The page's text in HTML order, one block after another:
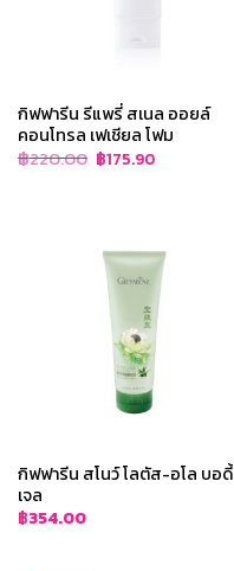
กิฟฟารีน รีแพรี่ สเนล ออยล์
คอนโทรล เฟเชียล โฟม
฿220.00 Original
price
฿175.90Current
price
กิฟฟารีน สโนว์ โลตัส-อโล บอดี้
เจล
฿354.00